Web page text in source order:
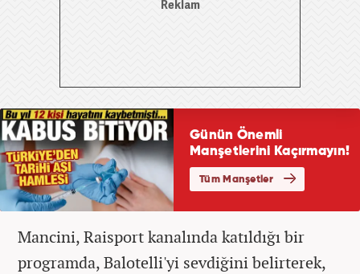
Mancini, Raisport kanalında katıldığı bir
programda, Balotelli'yi sevdiğini belirterek,